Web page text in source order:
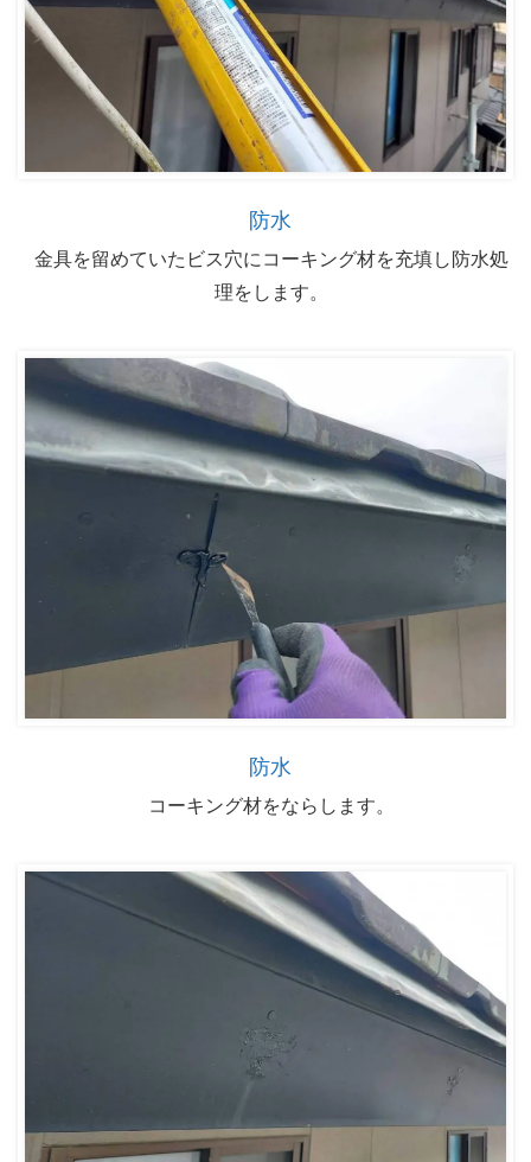
防水
金具を留めていたビス穴にコーキング材を充填し防水処
理をします。
防水
コーキング材をならします。